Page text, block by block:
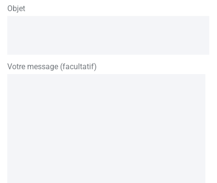
Objet
Votre message (facultatif)